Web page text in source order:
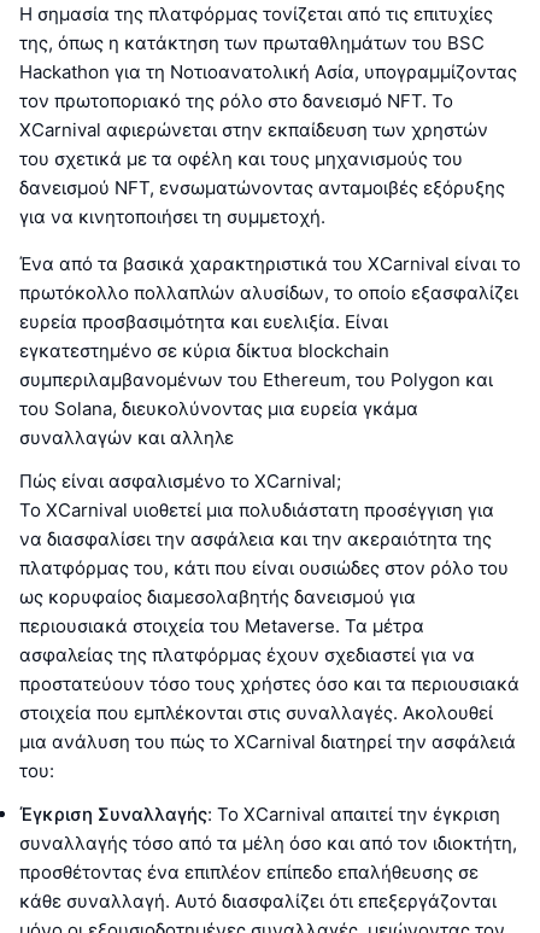
Η σημασία της πλατφόρμας τονίζεται από τις επιτυχίες
της, όπως η κατάκτηση των πρωταθλημάτων του BSC
Hackathon για τη Νοτιοανατολική Ασία, υπογραμμίζοντας
τον πρωτοποριακό της ρόλο στο δανεισμό NFT. Το
XCarnival αφιερώνεται στην εκπαίδευση των χρηστών
του σχετικά με τα οφέλη και τους μηχανισμούς του
δανεισμού NFT, ενσωματώνοντας ανταμοιβές εξόρυξης
για να κινητοποιήσει τη συμμετοχή.
Ένα από τα βασικά χαρακτηριστικά του XCarnival είναι το
πρωτόκολλο πολλαπλών αλυσίδων, το οποίο εξασφαλίζει
ευρεία προσβασιμότητα και ευελιξία. Είναι
εγκατεστημένο σε κύρια δίκτυα blockchain
συμπεριλαμβανομένων του Ethereum, του Polygon και
του Solana, διευκολύνοντας μια ευρεία γκάμα
συναλλαγών και αλληλε
Πώς είναι ασφαλισμένο το XCarnival;
Το XCarnival υιοθετεί μια πολυδιάστατη προσέγγιση για
να διασφαλίσει την ασφάλεια και την ακεραιότητα της
πλατφόρμας του, κάτι που είναι ουσιώδες στον ρόλο του
ως κορυφαίος διαμεσολαβητής δανεισμού για
περιουσιακά στοιχεία του Metaverse. Τα μέτρα
ασφαλείας της πλατφόρμας έχουν σχεδιαστεί για να
προστατεύουν τόσο τους χρήστες όσο και τα περιουσιακά
στοιχεία που εμπλέκονται στις συναλλαγές. Ακολουθεί
μια ανάλυση του πώς το XCarnival διατηρεί την ασφάλειά
του:
Έγκριση Συναλλαγής: Το XCarnival απαιτεί την έγκριση
συναλλαγής τόσο από τα μέλη όσο και από τον ιδιοκτήτη,
προσθέτοντας ένα επιπλέον επίπεδο επαλήθευσης σε
κάθε συναλλαγή. Αυτό διασφαλίζει ότι επεξεργάζονται